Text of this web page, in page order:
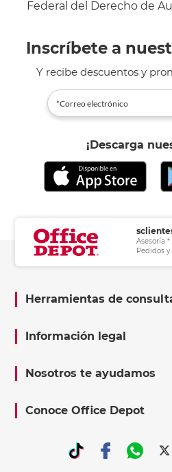
Federal del Derecho de
Inscríbete a
Y recibe descuentos y
¡Descarga
Asesoría *
Pedidos
Herramientas de
Información legal
Nosotros te ayudamos
Conoce Office Depot